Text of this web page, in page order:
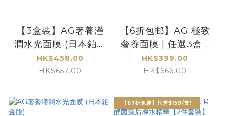
【3盒裝】AG奢養瀅
潤水光面膜 (日本鉑金
版) [包郵] *數量有限*
HK$458.00
HK$657.00
【6折包郵】AG 極致
奢養面膜 | 任選3盒 -
存貨有限
HK$399.00
HK$666.00
【67折免運】只需$159/支!